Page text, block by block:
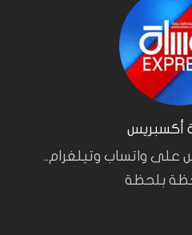
أكسبريس
على واتساب وتيلغرام..
بلحظة